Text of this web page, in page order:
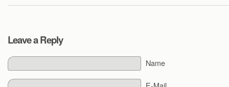
Leave a Reply
Name